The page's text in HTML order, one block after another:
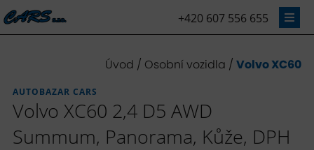
+420 607 556 655
Úvod / Osobní vozidla /Volvo XC60
AUTOBAZAR CARS
Volvo XC60 2,4 D5 AWD
Summum, Panorama, Kůže, DPH